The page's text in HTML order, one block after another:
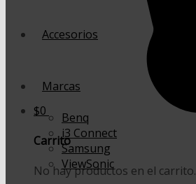
$0
Carrito
No hay productos en el carrito.
Accesorios
Marcas
Benq
i3 Connect
Samsung
ViewSonic